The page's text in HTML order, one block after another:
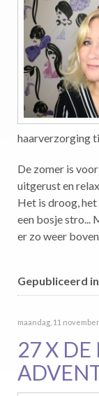
haarverzorging
De zomer is
uitgerust en
Het is droog,
een bosje stro...
er zo weer
Gepubliceerd in
maandag, 11
27 X DE